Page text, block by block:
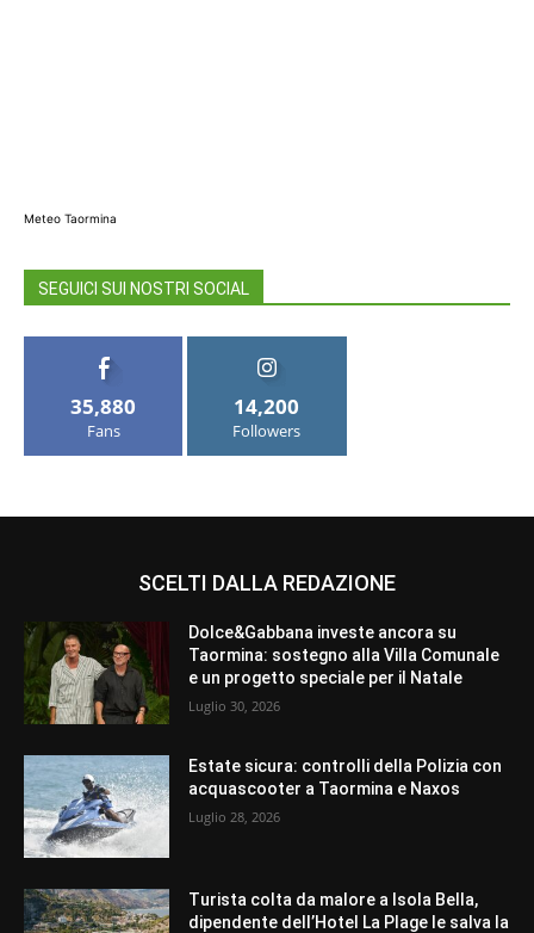
Meteo Taormina
SEGUICI SUI NOSTRI SOCIAL
35,880
Fans
14,200
Followers
SCELTI DALLA REDAZIONE
Dolce&Gabbana investe ancora su
Taormina: sostegno alla Villa Comunale
e un progetto speciale per il Natale
Luglio 30, 2026
Estate sicura: controlli della Polizia con
acquascooter a Taormina e Naxos
Luglio 28, 2026
Turista colta da malore a Isola Bella,
dipendente dell’Hotel La Plage le salva la